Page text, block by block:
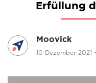
Erfüllung
Moovick
10 Dezember 2021 •